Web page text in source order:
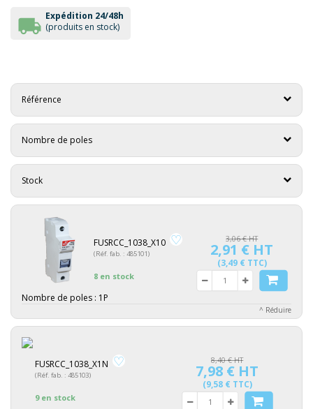
Expédition 24/48h
(produits en stock)
Référence
Nombre de poles
Stock
FUSRCC_1038_X10
(Réf. fab. : 485101)
8 en stock
3,06 € HT
2,91 € HT
(3,49 € TTC)
Nombre de poles : 1P
^ Réduire
FUSRCC_1038_X1N
(Réf. fab. : 485103)
9 en stock
8,40 € HT
7,98 € HT
(9,58 € TTC)